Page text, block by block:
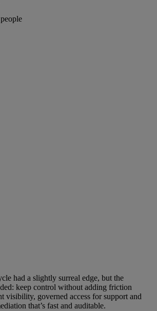
had a slightly surreal edge, but the
keep control without adding friction
visibility, governed access for support and
that’s fast and auditable.